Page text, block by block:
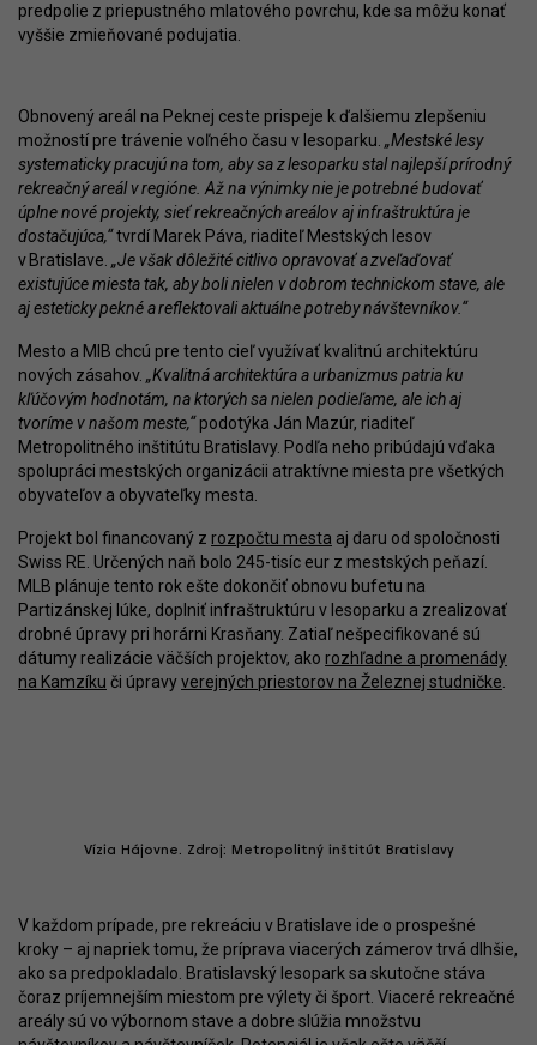
predpolie z priepustného mlatového povrchu, kde sa môžu konať
vyššie zmieňované podujatia.
Obnovený areál na Peknej ceste prispeje k ďalšiemu zlepšeniu
možností pre trávenie voľného času v lesoparku. „Mestské lesy
systematicky pracujú na tom, aby sa z lesoparku stal najlepší prírodný
rekreačný areál v regióne. Až na výnimky nie je potrebné budovať
úplne nové projekty, sieť rekreačných areálov aj infraštruktúra je
dostačujúca,“tvrdí Marek Páva, riaditeľ Mestských lesov
v Bratislave. „Je však dôležité citlivo opravovať a zveľaďovať
existujúce miesta tak, aby boli nielen v dobrom technickom stave, ale
aj esteticky pekné a reflektovali aktuálne potreby návštevníkov.“
Mesto a MIB chcú pre tento cieľ využívať kvalitnú architektúru
nových zásahov. „Kvalitná architektúra a urbanizmus patria ku
kľúčovým hodnotám, na ktorých sa nielen podieľame, ale ich aj
tvoríme v našom meste,“podotýka Ján Mazúr, riaditeľ
Metropolitného inštitútu Bratislavy. Podľa neho pribúdajú vďaka
spolupráci mestských organizácii atraktívne miesta pre všetkých
obyvateľov a obyvateľky mesta.
Projekt bol financovaný z rozpočtu mesta aj daru od spoločnosti
Swiss RE. Určených naň bolo 245-tisíc eur z mestských peňazí.
MLB plánuje tento rok ešte dokončiť obnovu bufetu na
Partizánskej lúke, doplniť infraštruktúru v lesoparku a zrealizovať
drobné úpravy pri horárni Krasňany. Zatiaľ nešpecifikované sú
dátumy realizácie väčších projektov, ako rozhľadne a promenády
na Kamzíku či úpravyverejných priestorov na Železnej studničke.
Vízia Hájovne. Zdroj: Metropolitný inštitút Bratislavy
V každom prípade, pre rekreáciu v Bratislave ide o prospešné
kroky – aj napriek tomu, že príprava viacerých zámerov trvá dlhšie,
ako sa predpokladalo. Bratislavský lesopark sa skutočne stáva
čoraz príjemnejším miestom pre výlety či šport. Viaceré rekreačné
areály sú vo výbornom stave a dobre slúžia množstvu